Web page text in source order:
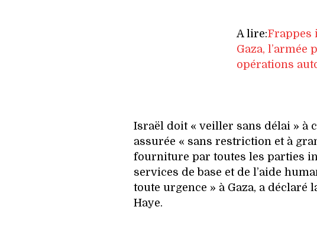
A lire:Frappes
Gaza, l’armée
opérations
Israël doit « veiller sans délai » à
assurée « sans restriction et à
fourniture par toutes les parties
services de base et de l’aide
toute urgence » à Gaza, a déclaré
Haye.